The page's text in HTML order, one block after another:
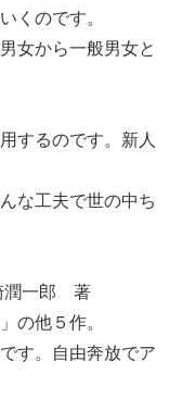
くのです。
女から一般男女と
するのです。 新人
な工夫で世の中ち
潤一郎 著
の他５作。
す。 自由奔放でア